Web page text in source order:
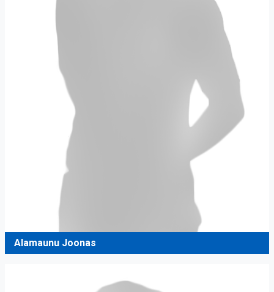
Alamaunu Joonas